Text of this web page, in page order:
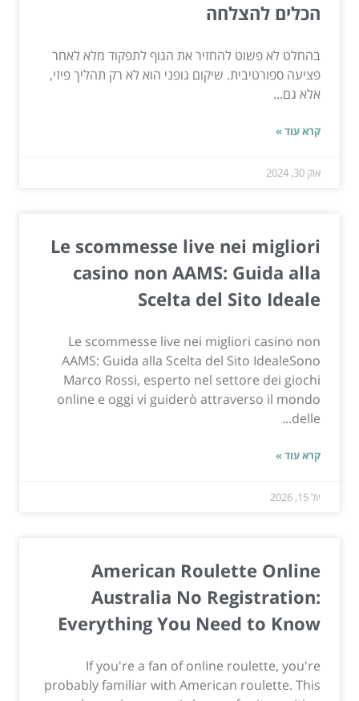
הכלים להצלחה
בהחלט לא פשוט להחזיר את הגוף לתפקוד מלא לאחר
פציעה ספורטיבית. שיקום גופני הוא לא רק תהליך פיזי,
אלא גם...
קרא עוד »
אוק 30, 2024
Le scommesse live nei migliori
casino non AAMS: Guida alla
Scelta del Sito Ideale
Le scommesse live nei migliori casino non
AAMS: Guida alla Scelta del Sito IdealeSono
Marco Rossi, esperto nel settore dei giochi
online e oggi vi guiderò attraverso il mondo
delle...
קרא עוד »
יול 15, 2026
American Roulette Online
Australia No Registration:
Everything You Need to Know
If you're a fan of online roulette, you're
probably familiar with American roulette. This